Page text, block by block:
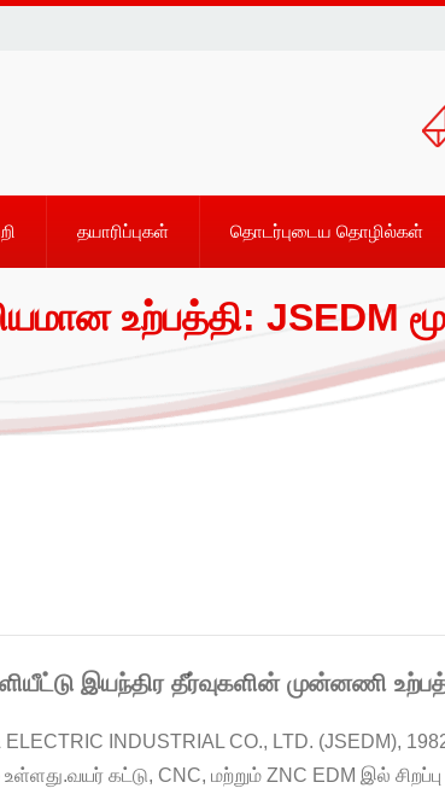
தயாரிப்புகள் தொடர்புடைய தொழில்கள்
உற்பத்தி: JSEDM
இயந்திர தீர்வுகளின் முன்னணி
INDUSTRIAL CO., LTD. (JSEDM),
கட்டு, CNC, மற்றும் ZNC EDM இல்